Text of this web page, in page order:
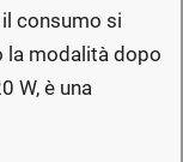
consumo si
la modalità dopo
W, è una